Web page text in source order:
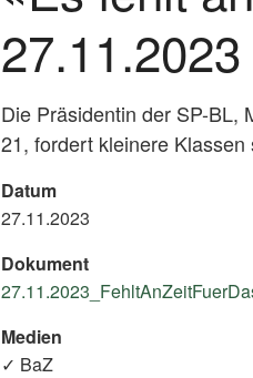
27.11.2023
Die Präsidentin der SP-BL,
21, fordert kleinere Klassen
Datum
27.11.2023
Dokument
Medien
✓ BaZ